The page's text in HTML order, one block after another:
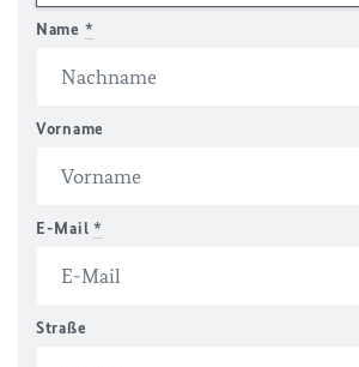
Name *
Vorname
E-Mail *
Straße